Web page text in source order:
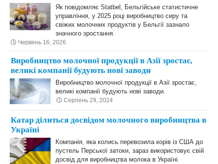
Як повідомляє Statbel, Бельгійське статистичне
управління, у 2025 році виробництво сиру та
свіжих молочних продуктів у Бельгії зазнало
значного зростання.
Червень 16, 2026
Виробництво молочної продукції в Азії зростає,
великі компанії будують нові заводи
Виробництво молочної продукції в Азії зростає,
великі компанії будують нові заводи.
Серпень 29, 2024
Катар ділиться досвідом молочного виробництва в
Україні
Компанія, яка колись перевозила корів із США до
пустель Перської затоки, зараз використовує свій
досвід для виробництва молока в Україні.